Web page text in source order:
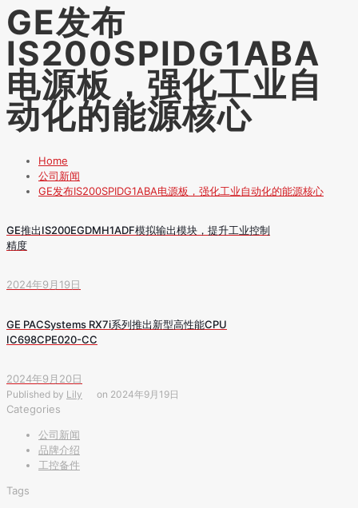
GE发布
IS200SPIDG1ABA
电源板，强化工业自
动化的能源核心
Home
公司新闻
GE发布IS200SPIDG1ABA电源板，强化工业自动化的能源核心
GE推出IS200EGDMH1ADF模拟输出模块，提升工业控制
精度
2024年9月19日
GE PACSystems RX7i系列推出新型高性能CPU
IC698CPE020-CC
2024年9月20日
Published by Lily on 2024年9月19日
Categories
公司新闻
品牌介绍
工控备件
Tags